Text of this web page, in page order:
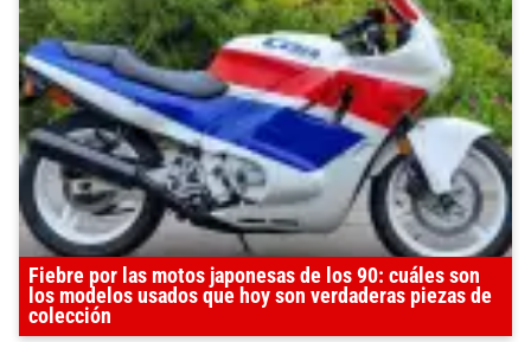
Fiebre por las motos japonesas de los 90: cuáles son
los modelos usados que hoy son verdaderas piezas de
colección